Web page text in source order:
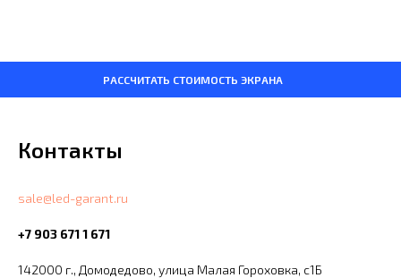
РАССЧИТАТЬ СТОИМОСТЬ ЭКРАНА
Контакты
sale@led-garant.ru
+7 903 671 1 671
142000 г., Домодедово, улица Малая Гороховка, с1Б